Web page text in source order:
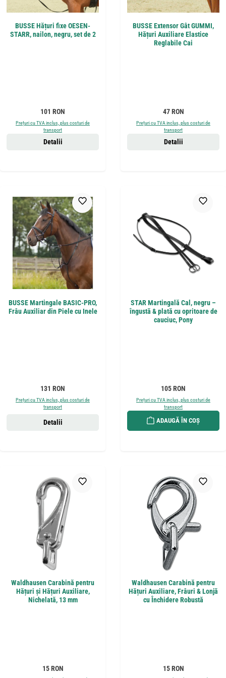
BUSSE Hățuri fixe OESEN-
STARR, nailon, negru, set de 2
Preț obișnuit:
101 RON
Prețuri cu TVA inclus, plus costuri de
transport
Detalii
BUSSE Extensor Gât GUMMI,
Hățuri Auxiliare Elastice
Reglabile Cai
Preț obișnuit:
47 RON
Prețuri cu TVA inclus, plus costuri de
transport
Detalii
BUSSE Martingale BASIC-PRO,
Frâu Auxiliar din Piele cu Inele
Preț obișnuit:
131 RON
Prețuri cu TVA inclus, plus costuri de
transport
Detalii
STAR Martingală Cal, negru –
îngustă & plată cu opritoare de
cauciuc, Pony
Preț obișnuit:
105 RON
Prețuri cu TVA inclus, plus costuri de
transport
ADAUGĂ ÎN COȘ
Waldhausen Carabină pentru
Hățuri și Hățuri Auxiliare,
Nichelată, 13 mm
Preț obișnuit:
15 RON
Waldhausen Carabină pentru
Hățuri Auxiliare, Frâuri & Lonjă
cu Închidere Robustă
Preț obișnuit:
15 RON